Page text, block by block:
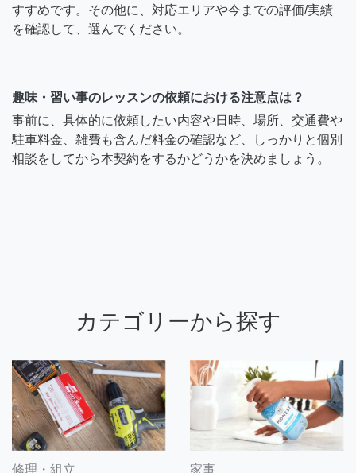
すすめです。その他に、対応エリアや今までの評価/実績
を確認して、選んでください。
趣味・習い事のレッスンの依頼における注意点は？
事前に、具体的に依頼したい内容や日時、場所、交通費や
駐車料金、雑費も含んだ料金の確認など、しっかりと個別
相談をしてから本契約をするかどうかを決めましょう。
カテゴリーから探す
修理・組立 家事